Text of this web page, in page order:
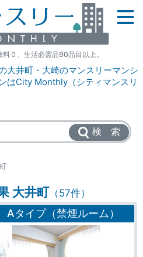
０、生活必需品90品目以上。
大井町・大崎のマンスリーマンシ
はCity Monthly（シティマンスリ
検 索
大井町 （57件）
タイプ（禁煙ルーム）